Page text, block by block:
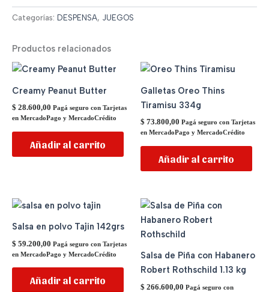
Categorías: DESPENSA, JUEGOS
Productos relacionados
Creamy Peanut Butter
$ 28.600,00 Pagá seguro con Tarjetas
en MercadoPago y MercadoCrédito
Añadir al carrito
Galletas Oreo Thins
Tiramisu 334g
$ 73.800,00 Pagá seguro con Tarjetas
en MercadoPago y MercadoCrédito
Añadir al carrito
Salsa en polvo Tajin 142grs
$ 59.200,00 Pagá seguro con Tarjetas
en MercadoPago y MercadoCrédito
Añadir al carrito
Salsa de Piña con Habanero
Robert Rothschild 1.13 kg
$ 266.600,00 Pagá seguro con